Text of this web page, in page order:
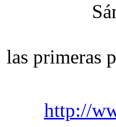
las primeras
http://